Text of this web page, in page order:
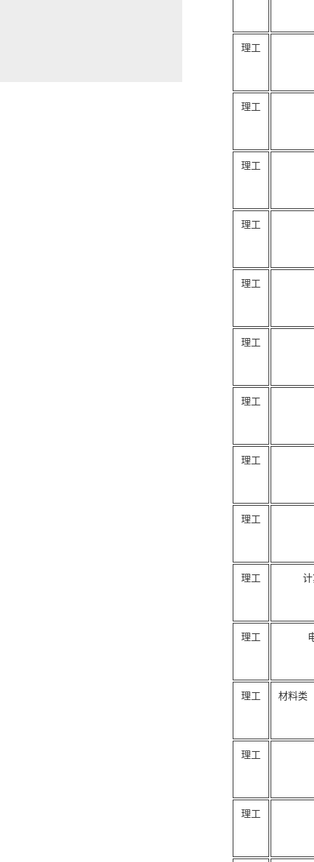
理工
理工
理工
理工
理工
理工
理工
理工
理工
理工
理工
理工 材料类
理工
理工